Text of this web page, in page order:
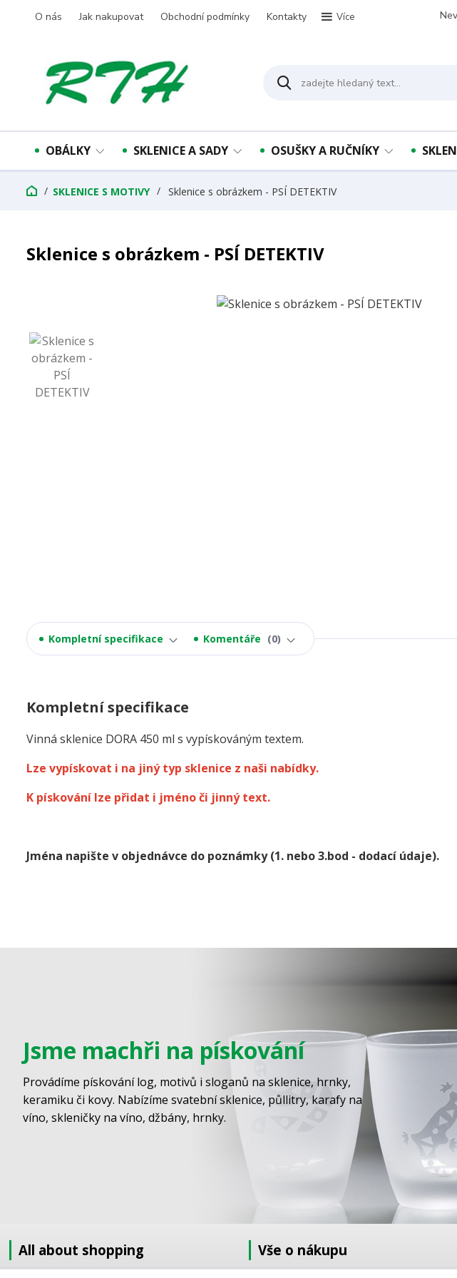
O nás Jak nakupovat Obchodní podmínky Kontakty Více
OBÁLKY SKLENICE A SADY OSUŠKY A RUČNÍKY
SKLENICE S MOTIVY Sklenice s obrázkem - PSÍ DETEKTIV
Sklenice s obrázkem - PSÍ DETEKTIV
Kompletní specifikace Komentáře 0
Kompletní specifikace
Vinná sklenice DORA 450 ml s vypískováným textem.
Lze vypískovat i na jiný typ sklenice z naši nabídky.
K pískování lze přidat i jméno či jinný text.
Jména napište v objednávce do poznámky(1. nebo 3.bod - dodací údaje).
Jsme machři na pískování
Provádíme pískování log, motivů i sloganů na sklenice, hrnky,
keramiku či kovy. Nabízíme svatební sklenice, půllitry, karafy na
víno, skleničky na víno, džbány, hrnky.
All about shopping Vše o nákupu